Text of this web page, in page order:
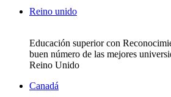
Reino unido
Educación superior con
buen número de las mejores
Reino Unido
Canadá